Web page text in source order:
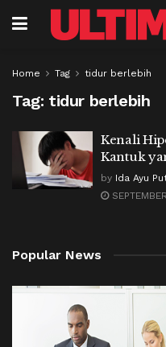
Home Tag tidur berlebih
Tag: tidur berlebih
Kenali
Kantuk
by Ida Ayu
Popular News